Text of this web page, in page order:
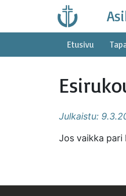
content
Etusivu
Julkaistu:
Jos vaikka pari